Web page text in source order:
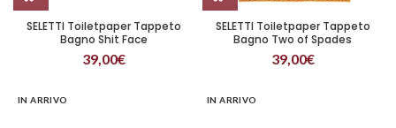
SELETTI Toiletpaper Tappeto
Bagno Shit Face
39,00€
SELETTI Toiletpaper Tappeto
Bagno Two of Spades
39,00€
IN ARRIVO IN ARRIVO